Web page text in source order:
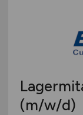
(m/w/d)